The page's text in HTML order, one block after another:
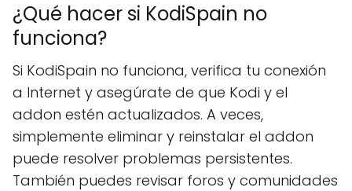
¿Qué hacer si KodiSpain no
funciona?
Si KodiSpain no funciona, verifica tu conexión
a Internet y asegúrate de que Kodi y el
addon estén actualizados. A veces,
simplemente eliminar y reinstalar el addon
puede resolver problemas persistentes.
También puedes revisar foros y comunidades